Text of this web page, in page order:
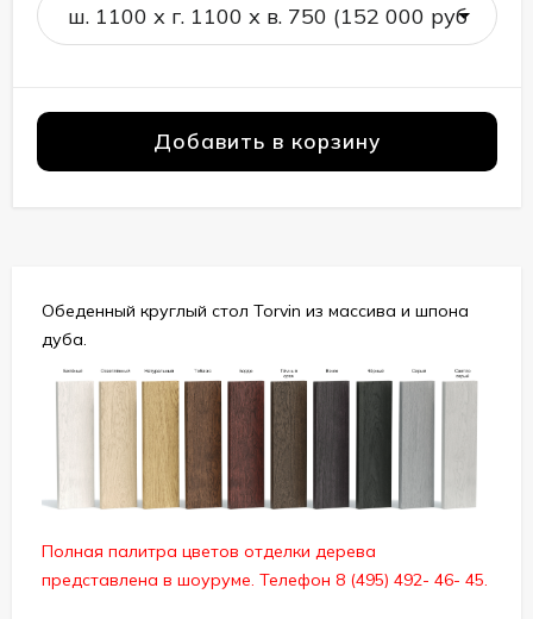
Добавить в корзину
Обеденный круглый стол Torvin из массива и шпона
дуба.
Полная палитра цветов отделки дерева
представлена в шоуруме. Телефон 8 (495) 492- 46- 45.